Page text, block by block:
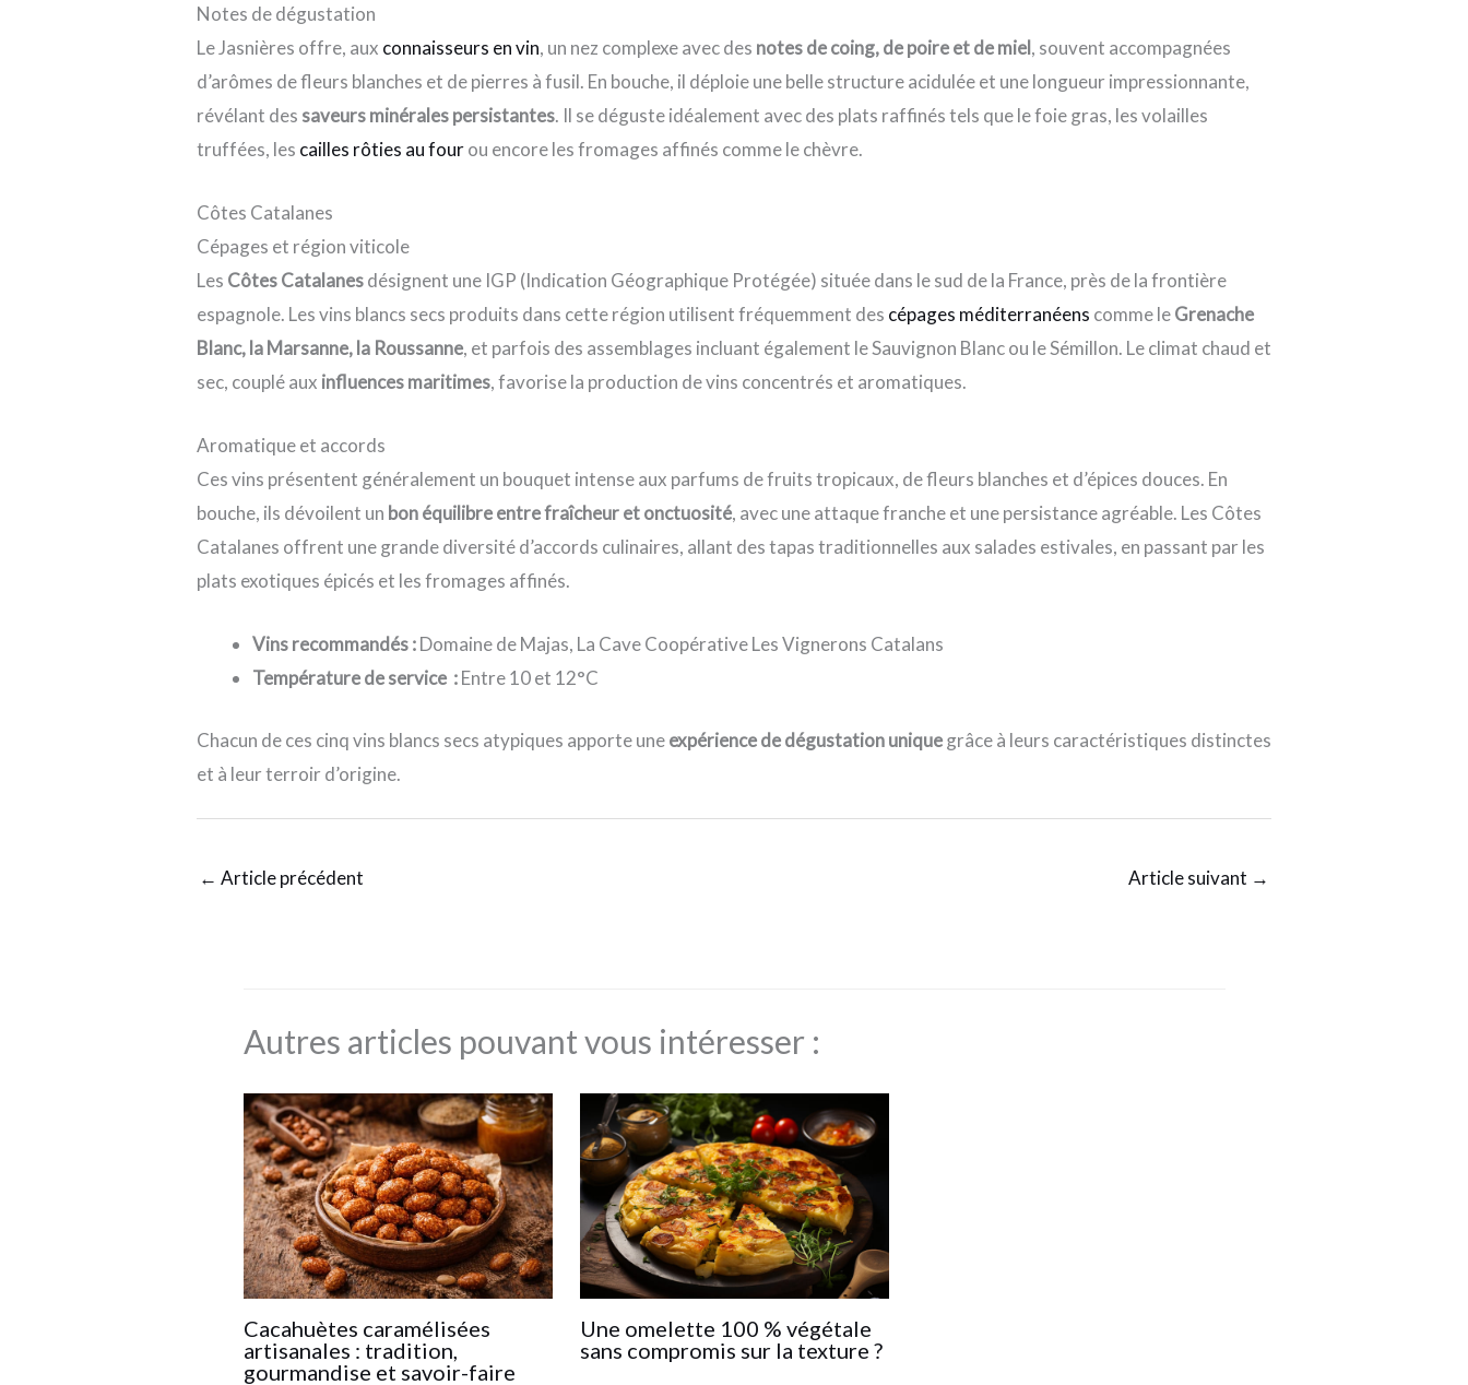
Notes de dégustation
Le Jasnières offre, aux connaisseurs en vin, un nez complexe avec des notes de coing, de poire et de miel, souvent accompagnées
d’arômes de fleurs blanches et de pierres à fusil. En bouche, il déploie une belle structure acidulée et une longueur impressionnante,
révélant des saveurs minérales persistantes. Il se déguste idéalement avec des plats raffinés tels que le foie gras, les volailles
truffées, les cailles rôties au fourou encore les fromages affinés comme le chèvre.
Côtes Catalanes
Cépages et région viticole
Les Côtes Catalanesdésignent une IGP (Indication Géographique Protégée) située dans le sud de la France, près de la frontière
espagnole. Les vins blancs secs produits dans cette région utilisent fréquemment des cépages méditerranéens comme leGrenache
Blanc, la Marsanne, la Roussanne, et parfois des assemblages incluant également le Sauvignon Blanc ou le Sémillon. Le climat chaud et
sec, couplé aux influences maritimes, favorise la production de vins concentrés et aromatiques.
Aromatique et accords
Ces vins présentent généralement un bouquet intense aux parfums de fruits tropicaux, de fleurs blanches et d’épices douces. En
bouche, ils dévoilent un bon équilibre entre fraîcheur et onctuosité, avec une attaque franche et une persistance agréable. Les Côtes
Catalanes offrent une grande diversité d’accords culinaires, allant des tapas traditionnelles aux salades estivales, en passant par les
plats exotiques épicés et les fromages affinés.
Vins recommandés :Domaine de Majas, La Cave Coopérative Les Vignerons Catalans
Température de service :Entre 10 et 12°C
Chacun de ces cinq vins blancs secs atypiques apporte uneexpérience de dégustation uniquegrâce à leurs caractéristiques distinctes
et à leur terroir d’origine.
← Article précédent Article suivant →
Autres articles pouvant vous intéresser :
Cacahuètes caramélisées
artisanales : tradition,
gourmandise et savoir-faire
Une omelette 100 % végétale
sans compromis sur la texture ?